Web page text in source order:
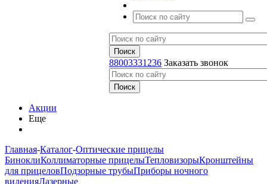
88003331236 Заказать звонок
Акции
Еще
Главная-Каталог-Оптические прицелы
БиноклиКоллиматорные прицелыТепловизорыКронштейны
для прицеловПодзорные трубыПриборы ночного
виденияЛазерные